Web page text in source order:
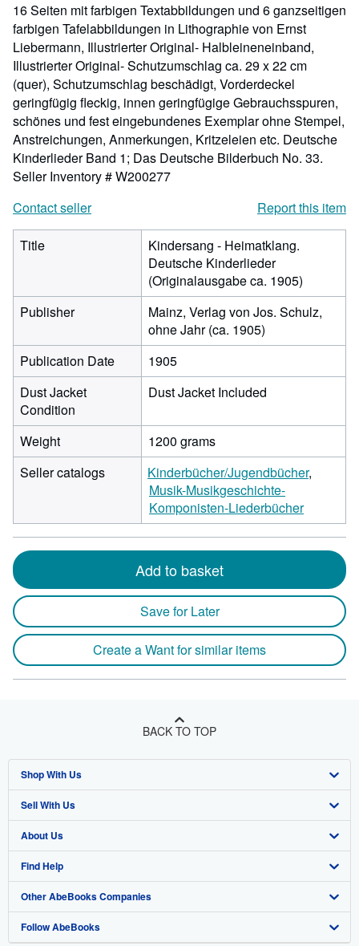
16 Seiten mit farbigen Textabbildungen und 6 ganzseitigen
farbigen Tafelabbildungen in Lithographie von Ernst
Liebermann, Illustrierter Original- Halbleineneinband,
Illustrierter Original- Schutzumschlag ca. 29 x 22 cm
(quer), Schutzumschlag beschädigt, Vorderdeckel
geringfügig fleckig, innen geringfügige Gebrauchsspuren,
schönes und fest eingebundenes Exemplar ohne Stempel,
Anstreichungen, Anmerkungen, Kritzeleien etc. Deutsche
Kinderlieder Band 1; Das Deutsche Bilderbuch No. 33.
Seller Inventory # W200277
Contact seller
Report this item
Title
Kindersang - Heimatklang.
Deutsche Kinderlieder
(Originalausgabe ca. 1905)
Publisher
Mainz, Verlag von Jos. Schulz,
ohne Jahr (ca. 1905)
Publication Date
1905
Dust Jacket
Condition
Dust Jacket Included
Weight
1200 grams
Seller catalogs
Kinderbücher/Jugendbücher
Musik-Musikgeschichte-
Komponisten-Liederbücher
Add to basket
Save for Later
Create a Want for similar items
BACK TO TOP
Shop With Us
Advanced Search
Browse Collections
My Account
My Orders
View Basket
Sell With Us
Start Selling
Join Our Affiliate Program
Book Buyback
Refer a seller
About Us
About AbeBooks
Media
Careers
Find Help
Help
Customer Support
Other AbeBooks Companies
AbeBooks.co.uk
Follow AbeBooks